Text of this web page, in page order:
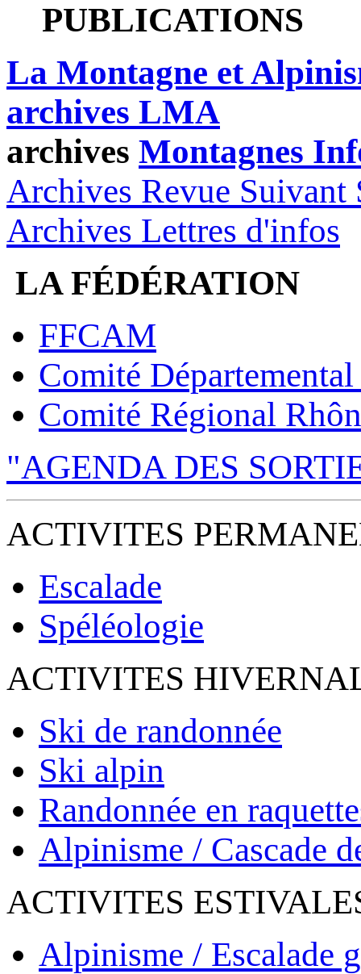
PUBLICATIONS
La Montagne et
archives LMA
archives Montagnes
Archives Revue Suivant
Archives Lettres d'infos
LA FÉDÉRATION
FFCAM
Comité
Comité Régional
"AGENDA DES
ACTIVITES
Escalade
Spéléologie
ACTIVITES
Ski de randonnée
Ski alpin
Randonnée en
Alpinisme / Cascade
ACTIVITES
Alpinisme / Escalade